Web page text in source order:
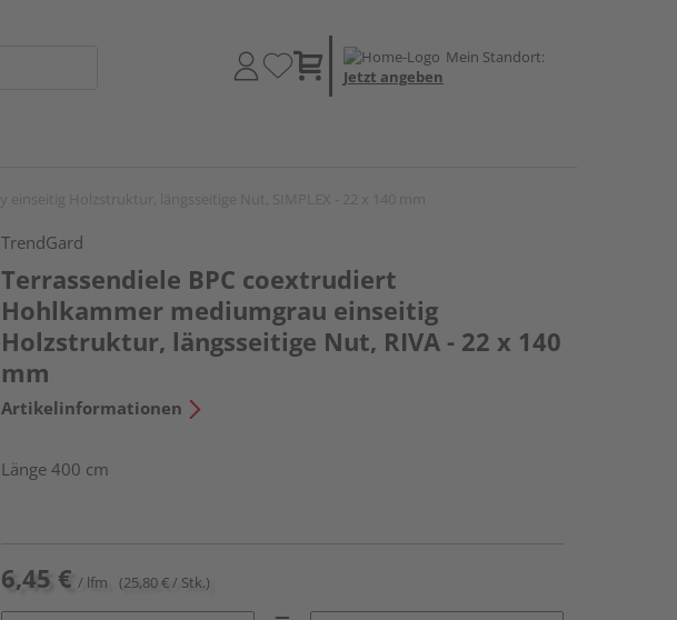
Mein Standort:
Jetzt angeben
TrendGard
Terrassendiele BPC coextrudiert
Hohlkammer mediumgrau einseitig
Holzstruktur, längsseitige Nut, RIVA - 22 x 140
mm
Artikelinformationen
Länge 400 cm
6,45 € / lfm (25,80 € / Stk.)